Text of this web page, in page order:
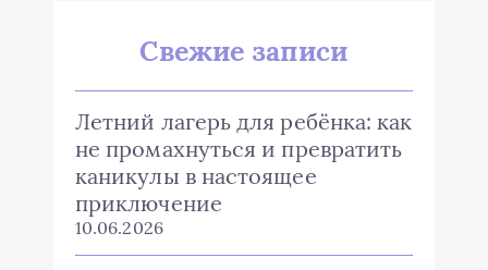
Свежие записи
Летний лагерь для ребёнка: как
не промахнуться и превратить
каникулы в настоящее
приключение
10.06.2026